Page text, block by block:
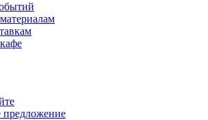
предложение